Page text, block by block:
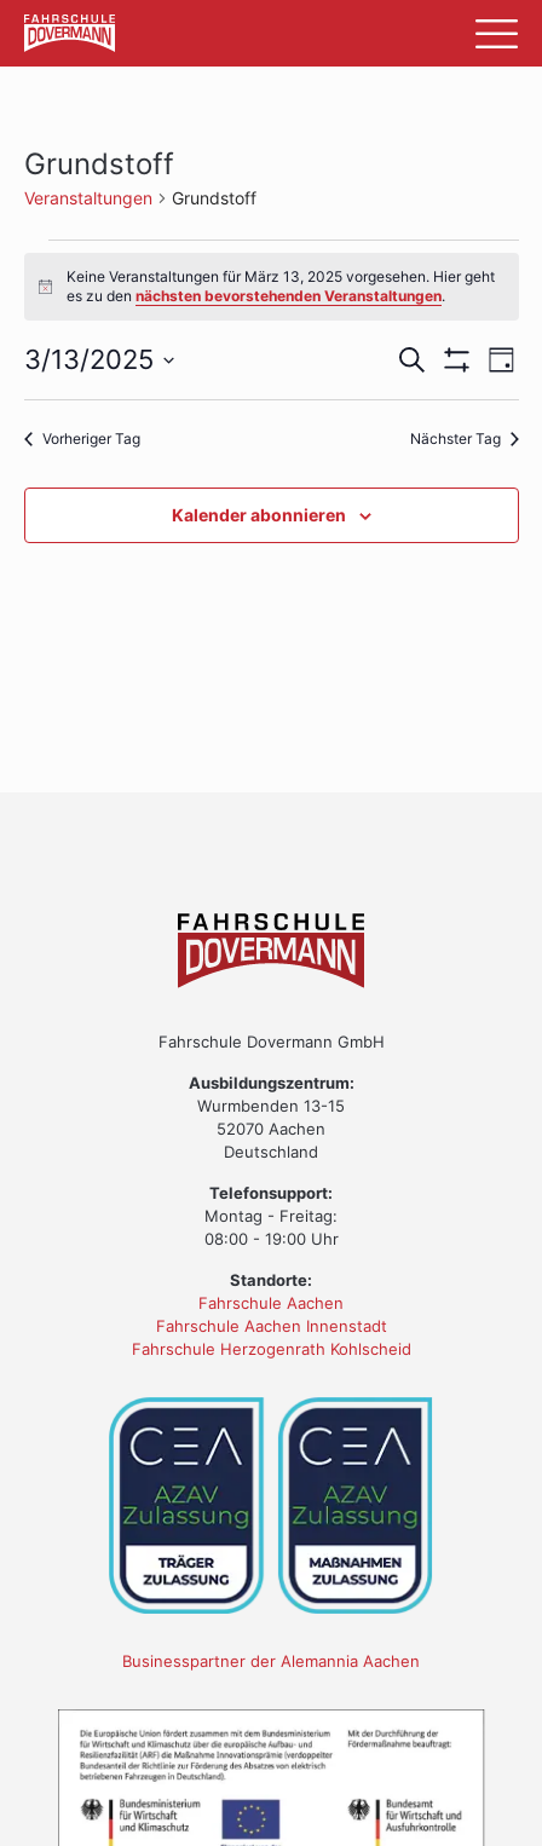
Grundstoff
Veranstaltungen Grundstoff
Veranstaltungen
für
März
13,
2025
Hinweis
Keine Veranstaltungen für März 13, 2025 vorgesehen. Hier geht
es zu dennächsten bevorstehenden Veranstaltungen.
Suche
und
Suche
Anzeigen
Tag
3/13/2025
Vorheriger Tag Nächster Tag
Kalender abonnieren
Fahrschule Dovermann GmbH
Ausbildungszentrum:
Wurmbenden 13-15
52070 Aachen
Deutschland
Telefonsupport:
Montag - Freitag:
08:00 - 19:00 Uhr
Standorte:
Fahrschule Aachen
Fahrschule Aachen Innenstadt
Fahrschule Herzogenrath Kohlscheid
Businesspartner der Alemannia Aachen